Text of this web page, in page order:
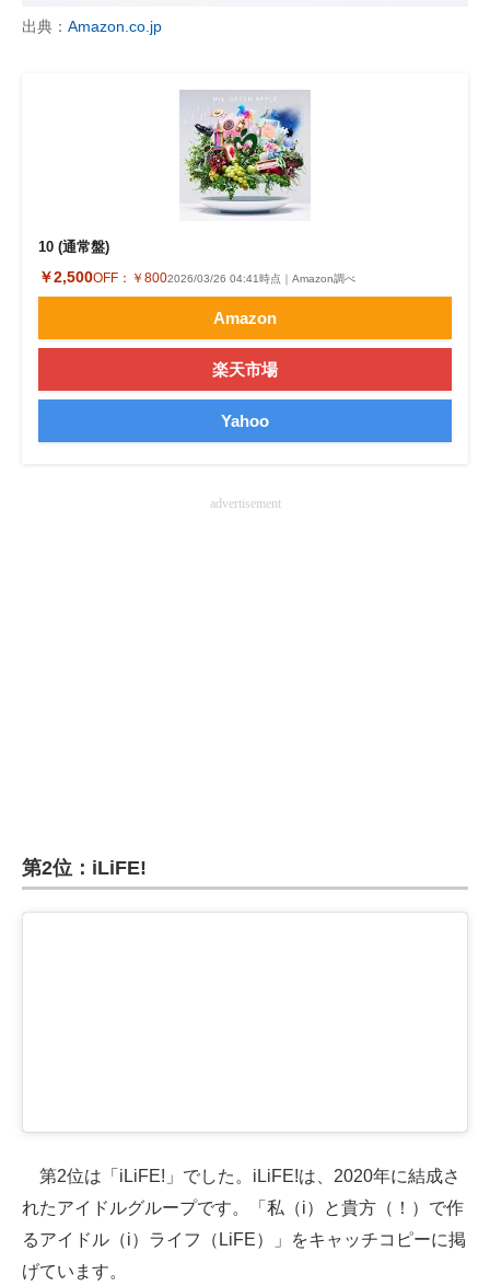
出典： Amazon.co.jp
10 (通常盤)
￥2,500OFF： ￥8002026/03/26 04:41時点｜Amazon調べ
Amazon
楽天市場
Yahoo
advertisement
第2位：iLiFE!
第2位は「iLiFE!」でした。iLiFE!は、2020年に結成さ
れたアイドルグループです。「私（i）と貴方（！）で作
るアイドル（i）ライフ（LiFE）」をキャッチコピーに掲
げています。